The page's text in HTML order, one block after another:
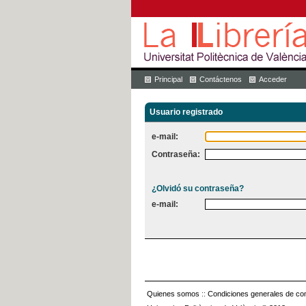
Principal Contáctenos Acceder
Usuario registrado
e-mail:
Contraseña:
¿Olvidó su contraseña?
e-mail:
Quienes somos :: Condiciones generales de